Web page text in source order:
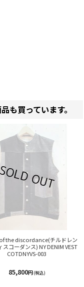
も買っています。
the discordance(チルドレン
スコーダンス) NY DENIM VEST
COTDNYVS-003
85,800円 (税込)